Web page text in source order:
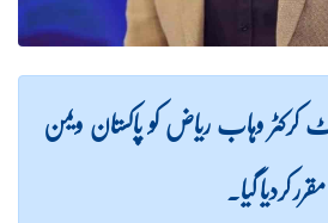
کرکٹر وہاب ریاض کو پاکستان ویمن
کردیا گیا۔